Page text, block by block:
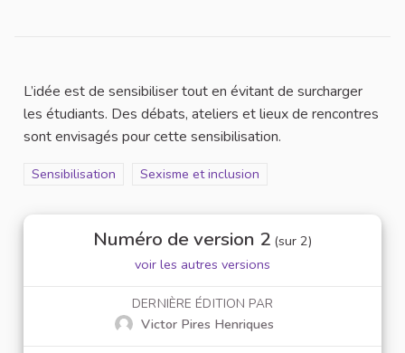
L’idée est de sensibiliser tout en évitant de surcharger
les étudiants. Des débats, ateliers et lieux de rencontres
sont envisagés pour cette sensibilisation.
Filtrer les résultats de la catégorie : Sensibilisation
Sensibilisation Filtrer les résultats pour le secteur :
Sexisme et inclusion
Numéro de version 2 (sur 2)
voir les autres versions
DERNIÈRE ÉDITION PAR
Victor Pires Henriques